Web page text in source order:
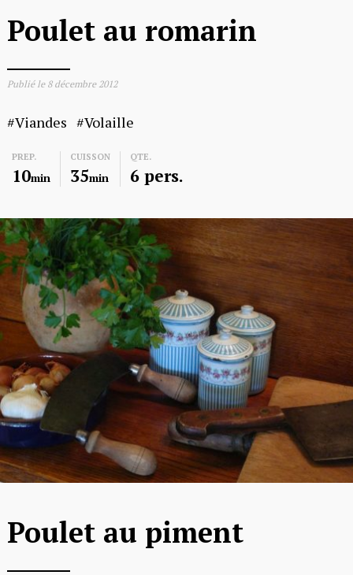
Poulet au romarin
Publié le 8 décembre 2012
Viandes Volaille
PREP.
10min
CUISSON
35min
QTE.
6 pers.
Poulet au piment